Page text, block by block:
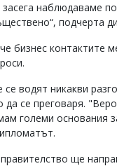
наблюдаваме
подчерта
бизнес контактите
водят никакви
се преговаря.
големи
ще